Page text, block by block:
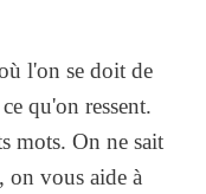
l'on se doit de
qu'on ressent.
mots. On ne sait
on vous aide à